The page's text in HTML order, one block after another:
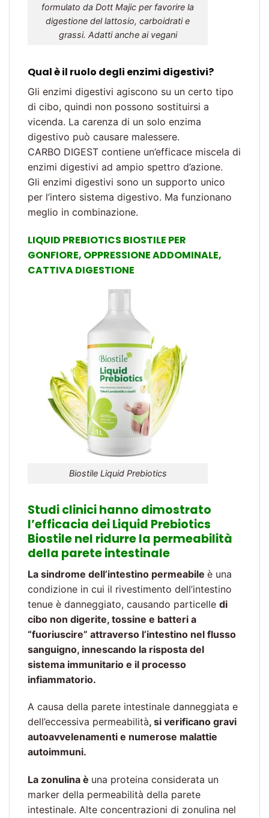
formulato da Dott Majic per favorire la
digestione del lattosio, carboidrati e
grassi. Adatti anche ai vegani
Qual è il ruolo degli enzimi digestivi?
Gli enzimi digestivi agiscono su un certo tipo
di cibo, quindi non possono sostituirsi a
vicenda. La carenza di un solo enzima
digestivo può causare malessere.
CARBO DIGEST contiene un’efficace miscela di
enzimi digestivi ad ampio spettro d’azione.
Gli enzimi digestivi sono un supporto unico
per l’intero sistema digestivo. Ma funzionano
meglio in combinazione.
LIQUID PREBIOTICS BIOSTILE PER
GONFIORE, OPPRESSIONE ADDOMINALE,
CATTIVA DIGESTIONE
Biostile Liquid Prebiotics
Studi clinici hanno dimostrato
l’efficacia dei Liquid Prebiotics
Biostile nel ridurre la permeabilità
della parete intestinale
La sindrome dell’intestino permeabile è una
condizione in cui il rivestimento dell’intestino
tenue è danneggiato, causando particelle di
cibo non digerite, tossine e batteri a
“fuoriuscire” attraverso l’intestino nel flusso
sanguigno, innescando la risposta del
sistema immunitario e il processo
infiammatorio.
A causa della parete intestinale danneggiata e
dell’eccessiva permeabilità, si verificano gravi
autoavvelenamenti e numerose malattie
autoimmuni.
La zonulina è una proteina considerata un
marker della permeabilità della parete
intestinale. Alte concentrazioni di zonulina nel